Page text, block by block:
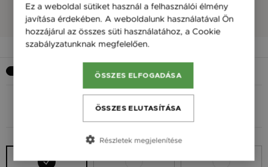
Címzett keresztneve
Címzett email címe
GRAV üzenet
Szeretnék üzenetet
Ez a weboldal sütiket használ a felhasználói élmény
javítása érdekében. A weboldalunk használatával Ön
hozzájárul az összes süti használatához, a Cookie
szabályzatunknak megfelelően.
ÖSSZES ELFOGADÁSA
ÖSSZES ELUTASÍTÁSA
Részletek megjelenítése